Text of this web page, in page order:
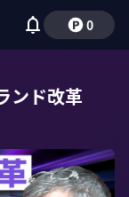
0
ンド改革